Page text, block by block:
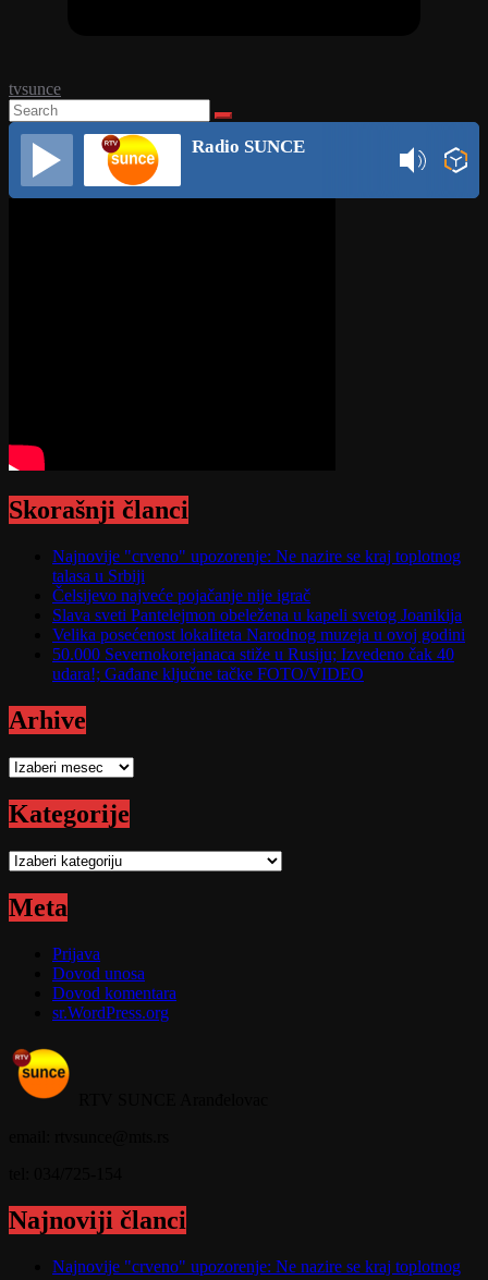
tvsunce
Radio SUNCE
Skorašnji članci
Najnovije "crveno" upozorenje: Ne nazire se kraj toplotnog
talasa u Srbiji
Čelsijevo najveće pojačanje nije igrač
Slava sveti Pantelejmon obeležena u kapeli svetog Joanikija
Velika posećenost lokaliteta Narodnog muzeja u ovoj godini
50.000 Severnokorejanaca stiže u Rusiju; Izvedeno čak 40
udara!; Gađane ključne tačke FOTO/VIDEO
Arhive
Arhive
Kategorije
Kategorije
Meta
Prijava
Dovod unosa
Dovod komentara
sr.WordPress.org
Najnoviji članci
Najnovije "crveno" upozorenje: Ne nazire se kraj toplotnog